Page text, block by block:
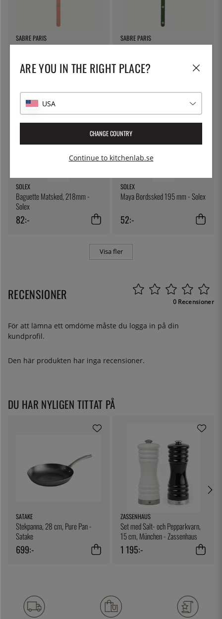
SABRE PARIS
Matgaffel, Bistrot, Nude Pink -
120:-
SABRE PARIS
Matsked, Bistrot, Green - Sabre
120:-
SOLEX
Baguette Matsked, 218mm -
Solex
82:-
SOLEX
Maya Bordssked 195 mm - Solex
52:-
Visa fler
RECENSIONER 0 Recensioner
För att lämna ett omdöme måste du logga in på din
kundprofil.
Den här produkten har inga recensioner.
DU HAR NYLIGEN TITTAT PÅ
SATAKE
Stekpanna, 28 cm, Pure Pan -
Satake
699:-
ZASSENHAUS
Set med Salt- och Pepparkvarn,
15 cm, München - Zassenhaus
1 195:-
ARE YOU IN THE RIGHT PLACE?
USA
CHANGE COUNTRY
Continue to kitchenlab.se